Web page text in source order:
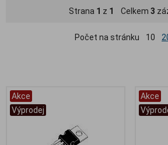
Strana 1 z 1 Celkem 3
Počet na stránku 10
Akce
Výprodej
Akce